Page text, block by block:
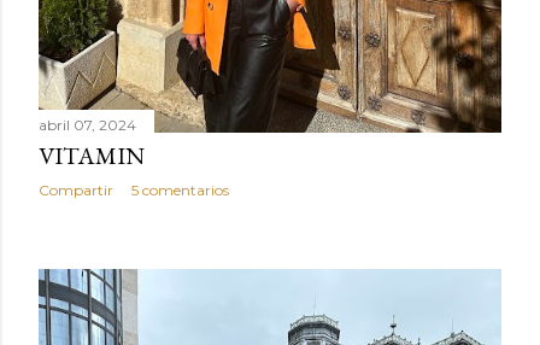
abril 07, 2024
VITAMIN
Compartir 5 comentarios